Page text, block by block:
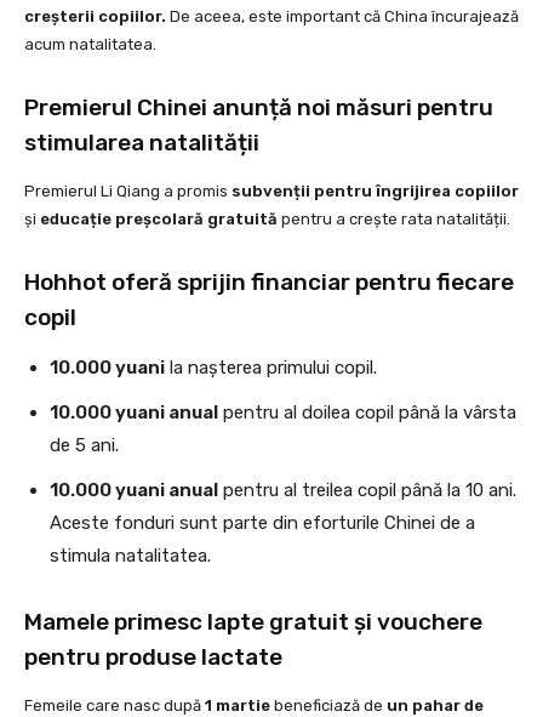
creșterii copiilor. De aceea, este important că China încurajează
acum natalitatea.
Premierul Chinei anunță noi măsuri pentru
stimularea natalității
Premierul Li Qiang a promis subvenții pentru îngrijirea copiilor
și educație preșcolară gratuită pentru a crește rata natalității.
Hohhot oferă sprijin financiar pentru fiecare
copil
10.000 yuani la nașterea primului copil.
10.000 yuani anual pentru al doilea copil până la vârsta
de 5 ani.
10.000 yuani anual pentru al treilea copil până la 10 ani.
Aceste fonduri sunt parte din eforturile Chinei de a
stimula natalitatea.
Mamele primesc lapte gratuit și vouchere
pentru produse lactate
Femeile care nasc după 1 martie beneficiază de un pahar de